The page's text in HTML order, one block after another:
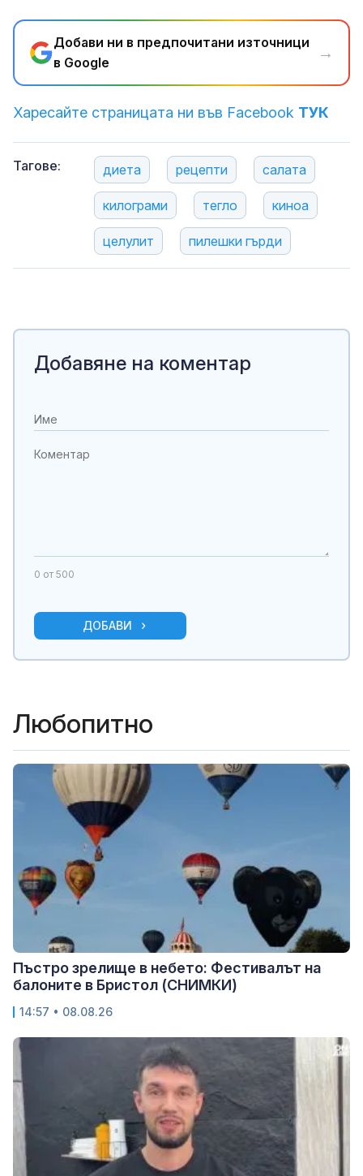
Добави ни в предпочитани източници
в Google
→
Харесайте страницата ни във Facebook ТУК
Тагове: диета рецепти салата
килограми тегло киноа
целулит пилешки гърди
Добавяне на коментар
0 от 500
ДОБАВИ
Любопитно
Пъстро зрелище в небето: Фестивалът на
балоните в Бристол (СНИМКИ)
14:57 • 08.08.26